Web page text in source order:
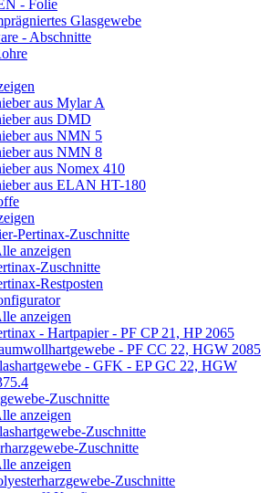
- Folie
Glasgewebe
- Abschnitte
aus Mylar A
aus DMD
aus NMN 5
aus NMN 8
aus Nomex 410
aus ELAN HT-180
Pertinax-Zuschnitte
anzeigen
Zuschnitte
Restposten
anzeigen
- Hartpapier - PF CP 21, HP 2065
- PF CC 22, HGW 2085
- GFK - EP GC 22, HGW
Zuschnitte
anzeigen
Zuschnitte
Zuschnitte
anzeigen
Zuschnitte